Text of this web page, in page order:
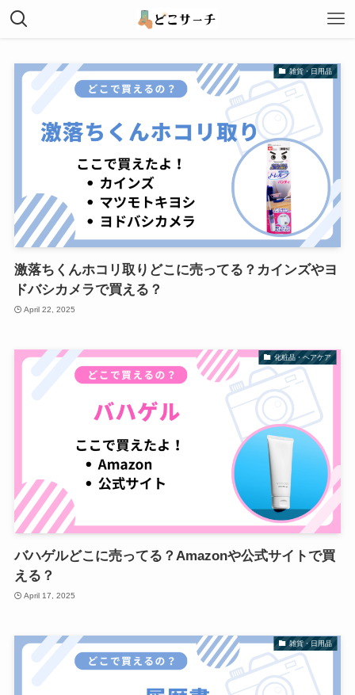
雑貨・日用品
激落ちくんホコリ取りどこに売ってる？カインズやヨ
ドバシカメラで買える？
April 22, 2025
化粧品・ヘアケア
バハゲルどこに売ってる？Amazonや公式サイトで買
える？
April 17, 2025
雑貨・日用品